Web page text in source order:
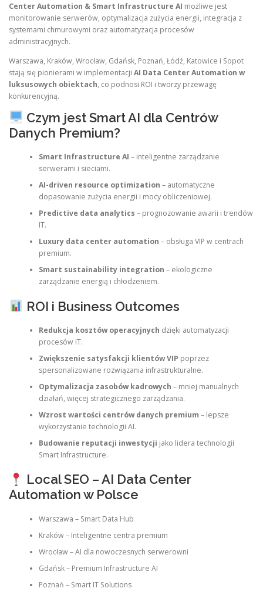
Center Automation & Smart Infrastructure AI możliwe jest
monitorowanie serwerów, optymalizacja zużycia energii, integracja z
systemami chmurowymi oraz automatyzacja procesów
administracyjnych.
Warszawa, Kraków, Wrocław, Gdańsk, Poznań, Łódź, Katowice i Sopot
stają się pionierami w implementacji AI Data Center Automation w
luksusowych obiektach, co podnosi ROI i tworzy przewagę
konkurencyjną.
Czym jest Smart AI dla Centrów
Danych Premium?
Smart Infrastructure AI – inteligentne zarządzanie
serwerami i sieciami.
AI-driven resource optimization – automatyczne
dopasowanie zużycia energii i mocy obliczeniowej.
Predictive data analytics – prognozowanie awarii i trendów
IT.
Luxury data center automation – obsługa VIP w centrach
premium.
Smart sustainability integration – ekologiczne
zarządzanie energią i chłodzeniem.
ROI i Business Outcomes
Redukcja kosztów operacyjnych dzięki automatyzacji
procesów IT.
Zwiększenie satysfakcji klientów VIP poprzez
spersonalizowane rozwiązania infrastrukturalne.
Optymalizacja zasobów kadrowych – mniej manualnych
działań, więcej strategicznego zarządzania.
Wzrost wartości centrów danych premium – lepsze
wykorzystanie technologii AI.
Budowanie reputacji inwestycji jako lidera technologii
Smart Infrastructure.
Local SEO – AI Data Center
Automation w Polsce
Warszawa – Smart Data Hub
Kraków – Inteligentne centra premium
Wrocław – AI dla nowoczesnych serwerowni
Gdańsk – Premium Infrastructure AI
Poznań – Smart IT Solutions